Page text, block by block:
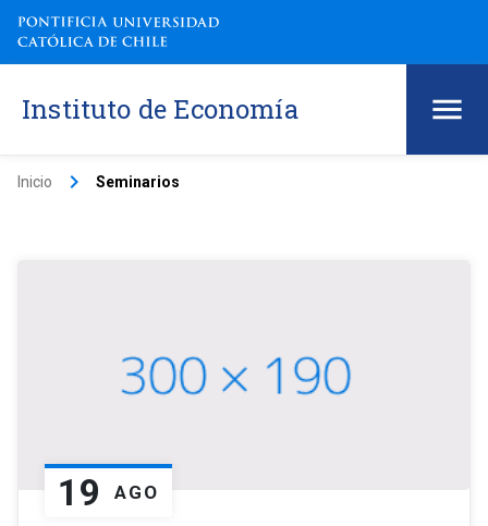
Instituto de Economía
Inicio keyboard_arrow_right Seminarios
19 AGO